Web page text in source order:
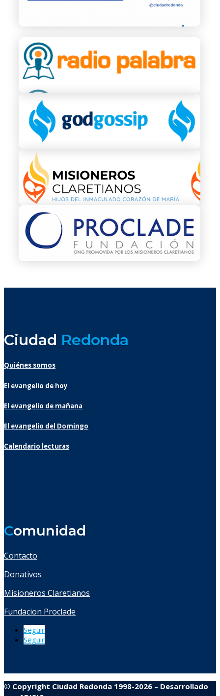
Ciudad Redonda
Quiénes somos
El evangelio de hoy
El evangelio de mañana
El evangelio del Domingo
Calendario lecturas
Comunidad
Contacto
Donativos
Misioneros Claretianos
Fundacion Proclade
Seguir
Seguir
© Copyright Ciudad Redonda 1998-2026 – Desarrollado